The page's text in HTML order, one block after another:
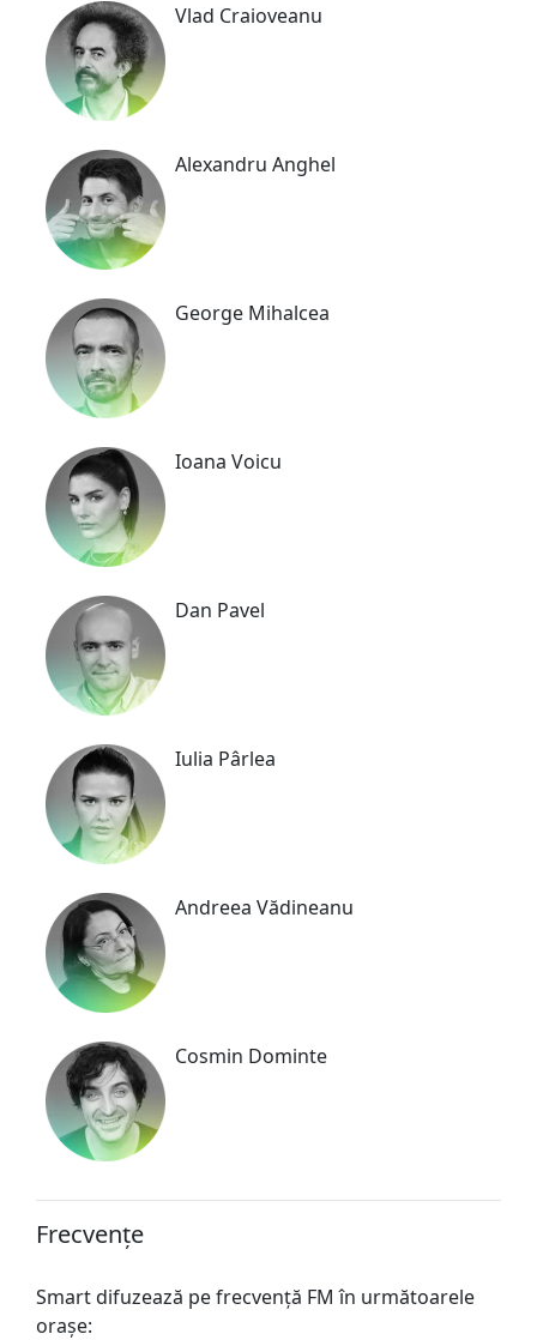
Vlad Craioveanu
Alexandru Anghel
George Mihalcea
Ioana Voicu
Dan Pavel
Iulia Pârlea
Andreea Vădineanu
Cosmin Dominte
Frecvențe
Smart difuzează pe frecvență FM în următoarele
orașe: